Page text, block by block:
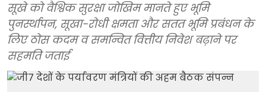
सूखे को वैश्विक सुरक्षा जोखिम मानते हुए भूमि
पुनर्स्थापन, सूखा-रोधी क्षमता और सतत भूमि प्रबंधन के
लिए ठोस कदम व समन्वित वित्तीय निवेश बढ़ाने पर
सहमति जताई